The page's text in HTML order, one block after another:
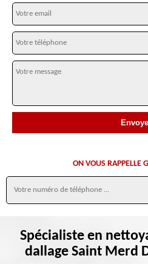
ON VOUS RAPPELLE
Spécialiste en
dallage Saint Merd